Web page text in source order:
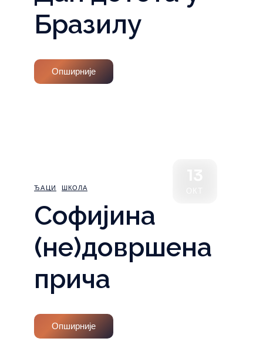
Бразилу
Опширније
ЂАЦИ ШКОЛА
Софијина
(не)довршена
прича
Опширније